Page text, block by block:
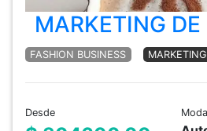
MARKETING
FASHION BUSINESS
Desde